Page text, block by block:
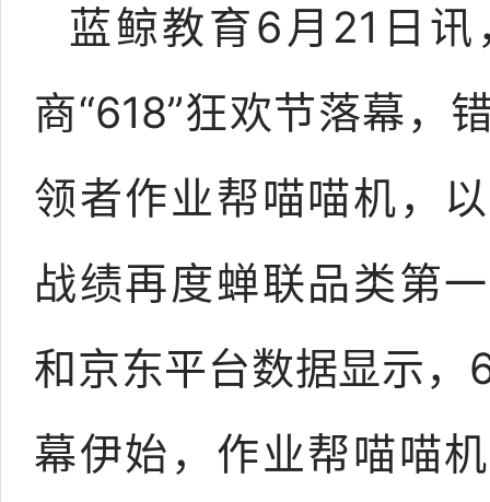
蓝鲸教育6月21日讯
商“618”狂欢节落幕，
领者作业帮喵喵机，
战绩再度蝉联品类第
和京东平台数据显示，
幕伊始，作业帮喵喵